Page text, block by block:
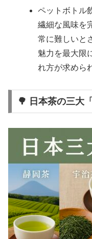
ペットボトル
繊細な風味を
常に難しいと
魅力を最大限
れ方が求めら
🌳 日本茶の三大